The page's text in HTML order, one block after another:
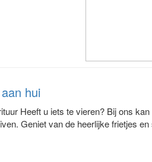
hui
Heeft u iets te vieren? Bij ons
Geniet van de heerlijke frietjes